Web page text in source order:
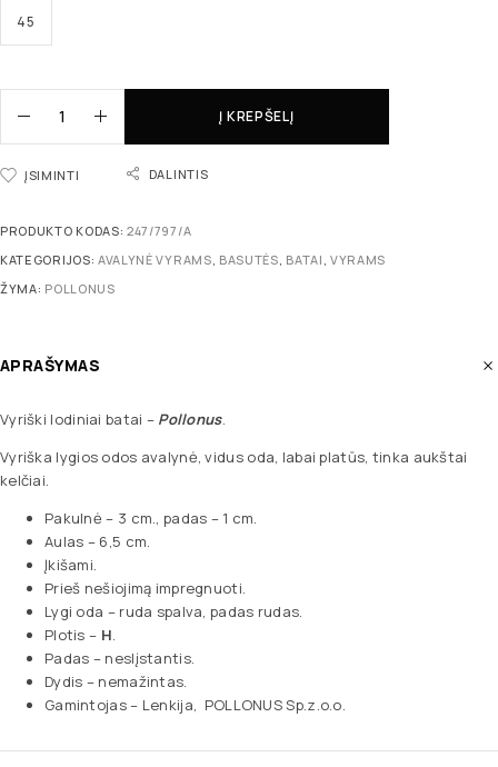
45
Į KREPŠELĮ
ĮSIMINTI DALINTIS
PRODUKTO KODAS: 247/797/A
KATEGORIJOS: AVALYNĖ VYRAMS BASUTĖS BATAI VYRAMS
ŽYMA: POLLONUS
APRAŠYMAS
Vyriški lodiniai batai – Pollonus.
Vyriška lygios odos avalynė, vidus oda, labai platūs, tinka aukštai
kelčiai.
Pakulnė – 3 cm., padas – 1 cm.
Aulas – 6,5 cm.
Įkišami.
Prieš nešiojimą impregnuoti.
Lygi oda – ruda spalva, padas rudas.
Plotis – H.
Padas – neslįstantis.
Dydis – nemažintas.
Gamintojas – Lenkija, POLLONUS Sp.z.o.o.